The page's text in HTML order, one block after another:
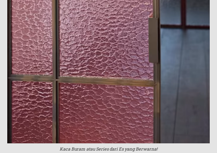
Kaca Buram atau Series dari Es yang Berwarna!